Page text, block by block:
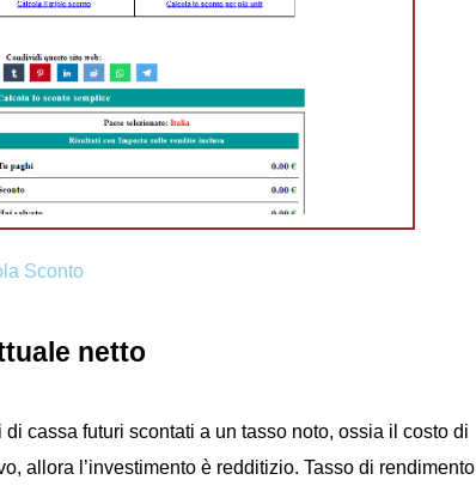
Sconto
netto
cassa futuri scontati a un tasso noto, ossia il costo di
allora l’investimento è redditizio. Tasso di rendimento